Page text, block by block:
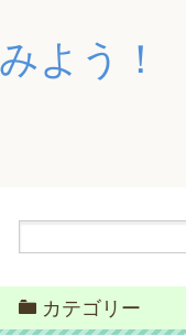
よう！
カテゴリー